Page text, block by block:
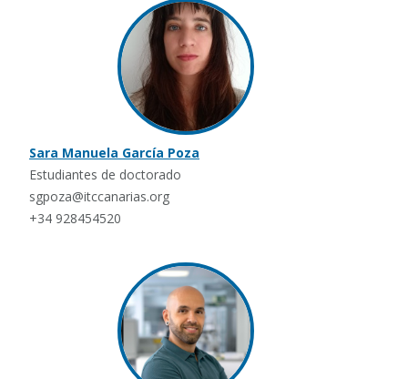
Sara Manuela García Poza
Estudiantes de doctorado
sgpoza@itccanarias.org
+34 928454520